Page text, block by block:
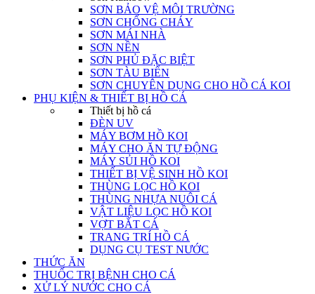
SƠN BẢO VỆ MÔI TRƯỜNG
SƠN CHỐNG CHÁY
SƠN MÁI NHÀ
SƠN NỀN
SƠN PHỦ ĐẶC BIỆT
SƠN TÀU BIỂN
SƠN CHUYÊN DỤNG CHO HỒ CÁ KOI
PHỤ KIỆN & THIẾT BỊ HỒ CÁ
Thiết bị hồ cá
ĐÈN UV
MÁY BƠM HỒ KOI
MÁY CHO ĂN TỰ ĐỘNG
MÁY SỦI HỒ KOI
THIẾT BỊ VỆ SINH HỒ KOI
THÙNG LỌC HỒ KOI
THÙNG NHỰA NUÔI CÁ
VẬT LIỆU LỌC HỒ KOI
VỢT BẮT CÁ
TRANG TRÍ HỒ CÁ
DỤNG CỤ TEST NƯỚC
THỨC ĂN
THUỐC TRỊ BỆNH CHO CÁ
XỬ LÝ NƯỚC CHO CÁ